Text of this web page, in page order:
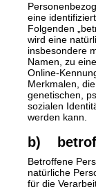
eine
Folgenden
wird eine
insbesondere
Namen, zu
Online-
Merkmalen,
genetischen,
sozialen
werden kann.
b)
Betroffene
natürliche
für die